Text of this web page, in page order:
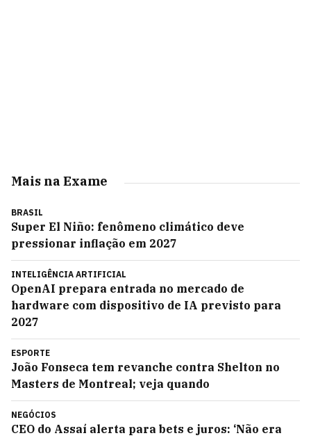
Mais na Exame
BRASIL
Super El Niño: fenômeno climático deve
pressionar inflação em 2027
INTELIGÊNCIA ARTIFICIAL
OpenAI prepara entrada no mercado de
hardware com dispositivo de IA previsto para
2027
ESPORTE
João Fonseca tem revanche contra Shelton no
Masters de Montreal; veja quando
NEGÓCIOS
CEO do Assaí alerta para bets e juros: ‘Não era